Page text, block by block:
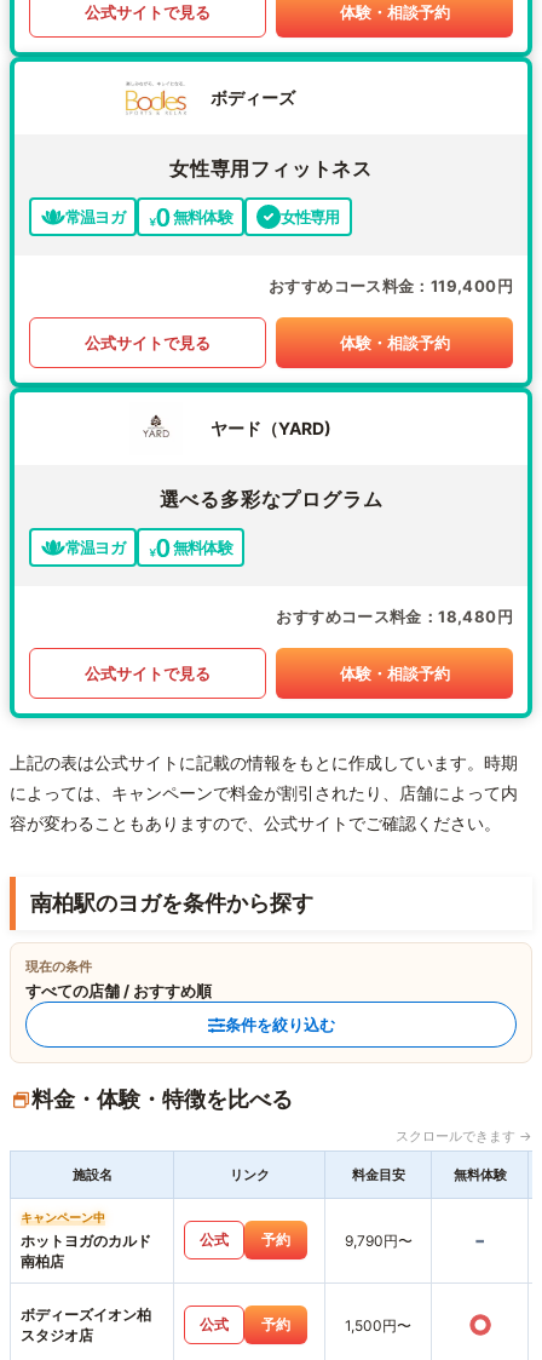
公式サイトで見る 体験・相談予約
ボディーズ
女性専用フィットネス
常温ヨガ 無料体験 女性専用
おすすめコース料金 119,400円
公式サイトで見る 体験・相談予約
ヤード（YARD)
選べる多彩なプログラム
常温ヨガ 無料体験
おすすめコース料金 18,480円
公式サイトで見る 体験・相談予約
上記の表は公式サイトに記載の情報をもとに作成しています。時期
によっては、キャンペーンで料金が割引されたり、店舗によって内
容が変わることもありますので、公式サイトでご確認ください。
南柏駅のヨガを条件から探す
現在の条件
すべての店舗 / おすすめ順
条件を絞り込む
料金・体験・特徴を比べる
スクロールできます →
施設名 リンク 料金目安 無料体験
キャンペーン中
ホットヨガのカルド
南柏店
公式 予約 9,790円〜 -
ボディーズイオン柏
スタジオ店
公式 予約 1,500円〜 ○